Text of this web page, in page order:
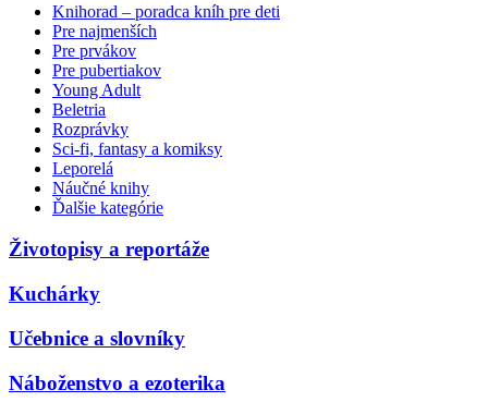
Knihorad – poradca kníh pre deti
Pre najmenších
Pre prvákov
Pre pubertiakov
Young Adult
Beletria
Rozprávky
Sci-fi, fantasy a komiksy
Leporelá
Náučné knihy
Ďalšie kategórie
Životopisy a reportáže
Kuchárky
Učebnice a slovníky
Náboženstvo a ezoterika